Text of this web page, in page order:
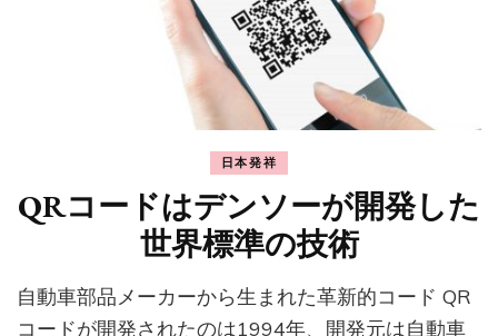
日本発祥
QRコードはデンソーが開発した
世界標準の技術
自動車部品メーカーから生まれた革新的コード QR
コードが開発されたのは1994年、開発元は自動車